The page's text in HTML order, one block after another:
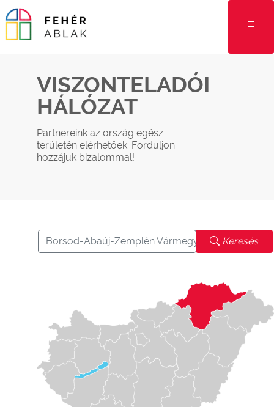
VISZONTELADÓI
HÁLÓZAT
Partnereink az ország egész
területén elérhetőek. Forduljon
hozzájuk bizalommal!
Borsod-Abaúj-Zemplén Vármegye Keresés